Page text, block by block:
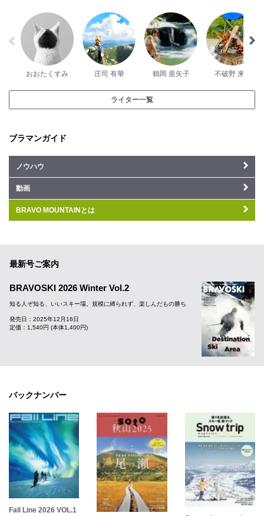
おおたくすみ 庄司 有華 鶴岡 亜矢子 不破野 来未
ライター一覧
ブラマンガイド
ノウハウ
動画
BRAVO MOUNTAINとは
最新号ご案内
BRAVOSKI 2026 Winter Vol.2
知る人ぞ知る、いいスキー場。規模に縛られず、楽しんだもの勝ち
発売日：2025年12月16日
定価：1,540円 (本体1,400円)
バックナンバー
Fall Line 2026 VOL.1